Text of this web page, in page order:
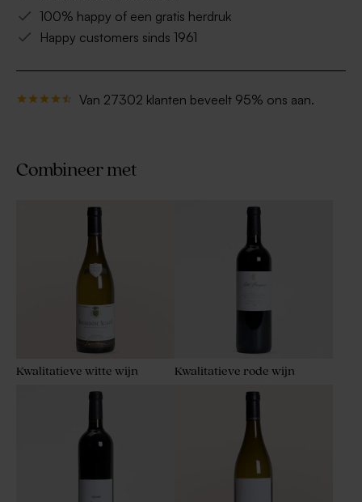
100% happy of een gratis herdruk
Happy customers sinds 1961
Van 27302 klanten beveelt 95% ons aan.
Combineer met
Kwalitatieve witte wijn Kwalitatieve rode wijn